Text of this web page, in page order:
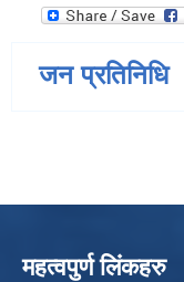
जन प्रतिनिधि
महत्वपुर्ण लिंकहरु